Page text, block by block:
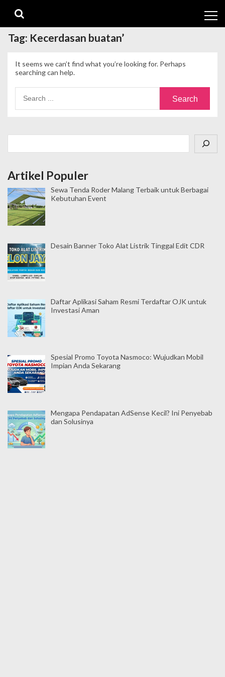
navigation
content
Tag: Kecerdasan buatan’
It seems we can’t find what you’re looking for. Perhaps
searching can help.
for:
Artikel Populer
Sewa Tenda Roder Malang Terbaik untuk Berbagai
Kebutuhan Event
Desain Banner Toko Alat Listrik Tinggal Edit CDR
Daftar Aplikasi Saham Resmi Terdaftar OJK untuk
Investasi Aman
Spesial Promo Toyota Nasmoco: Wujudkan Mobil
Impian Anda Sekarang
Mengapa Pendapatan AdSense Kecil? Ini Penyebab
dan Solusinya